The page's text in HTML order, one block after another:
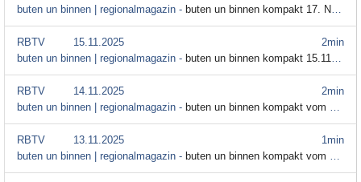
buten un binnen | regionalmagazin - buten un binnen kompakt 17. November
2min
RBTV
15.11.2025
buten un binnen | regionalmagazin - buten un binnen kompakt 15.11.2025
2min
RBTV
14.11.2025
buten un binnen | regionalmagazin - buten un binnen kompakt vom 14. November
1min
RBTV
13.11.2025
buten un binnen | regionalmagazin - buten un binnen kompakt vom 13. November